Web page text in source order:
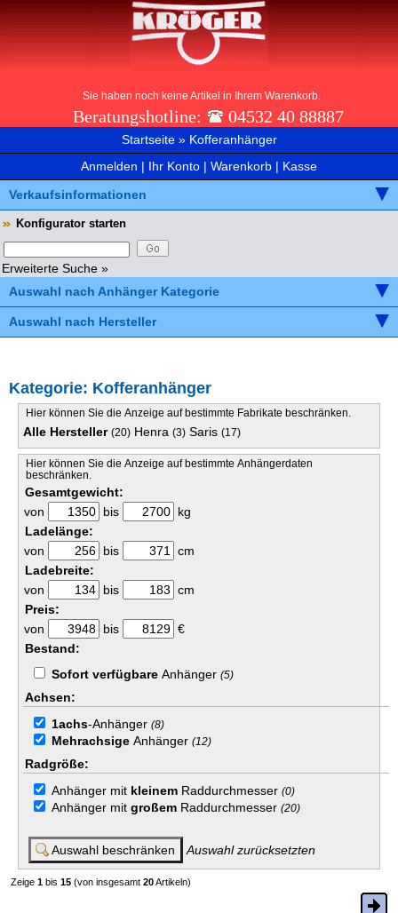
Sie haben noch keine Artikel in Ihrem Warenkorb.
Beratungshotline: 04532 40 88887
Startseite» Kofferanhänger
Anmelden | Ihr Konto | Warenkorb | Kasse
Verkaufsinformationen
Konfigurator starten
Erweiterte Suche »
Auswahl nach Anhänger Kategorie
Auswahl nach Hersteller
Kategorie: Kofferanhänger
Hier können Sie die Anzeige auf bestimmte Fabrikate beschränken.
Alle Hersteller (20) Henra (3) Saris (17)
Hier können Sie die Anzeige auf bestimmte Anhängerdaten
beschränken.
Gesamtgewicht:
von
bis
kg
Ladelänge:
von
bis
cm
Ladebreite:
von
bis
cm
Preis:
von
bis
€
Bestand:
Sofort verfügbare Anhänger (5)
Achsen:
1achs-Anhänger (8)
Mehrachsige Anhänger (12)
Radgröße:
Anhänger mit kleinem Raddurchmesser (0)
Anhänger mit großem Raddurchmesser (20)
Auswahl zurücksetzten
Zeige 1 bis 15 (von insgesamt 20Artikeln)